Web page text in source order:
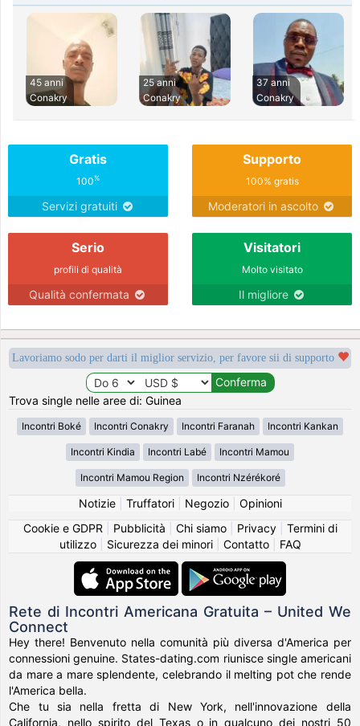
45 anni
Conakry
25 anni
Conakry
37 anni
Conakry
Gratis
100%
Servizi gratuiti
Supporto
100% gratis
Moderatori in ascolto
Serio
profili di qualità
Qualità confermata
Visitatori
Molto visitato
Il migliore
Lavoriamo sodo per darti il miglior servizio, per favore sii di supporto
Trova single nelle aree di: Guinea
Incontri Boké Incontri Conakry Incontri Faranah Incontri Kankan
Incontri Kindia Incontri Labé Incontri Mamou
Incontri Mamou Region Incontri Nzérékoré
Notizie| Truffatori| Negozio| Opinioni
Cookie e GDPR
Pubblicità Chi siamo| Privacy| Termini di
utilizzo| Sicurezza dei minori| Contatto| FAQ
Rete di Incontri Americana Gratuita – United We
Connect
Hey there! Benvenuto nella comunità più diversa d'America per
connessioni genuine. States-dating.com riunisce single americani
da mare a mare splendente, celebrando il melting pot che rende
l'America bella.
Che tu sia nella fretta di New York, nell'innovazione della
California, nello spirito del Texas o in qualcuno dei nostri 50